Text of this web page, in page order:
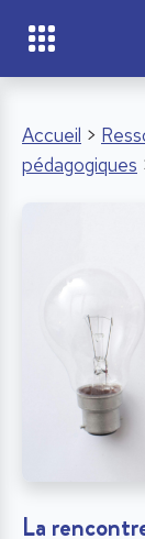
Accueil >
pédagogiques
La